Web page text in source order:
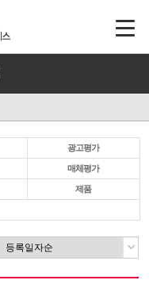
광고평가
매체평가
제품